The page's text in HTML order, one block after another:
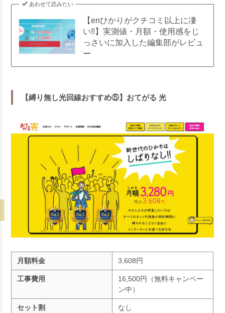
あわせて読みたい
【enひかりがクチコミ以上に凄
い!!】実測値・月額・使用感をじ
っさいに加入した編集部がレビュ
ー
【縛り無し光回線おすすめ⑤】おてがる 光
月額料金 3,608円
工事費用
16,500円（無料キャンペー
ン中）
セット割 なし